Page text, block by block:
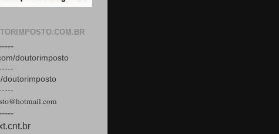
doutorimposto
doutorimposto